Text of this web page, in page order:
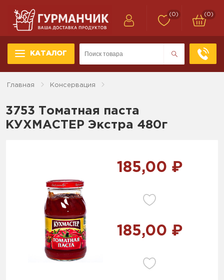
КАТАЛОГ
(0) (0)
Главная Консервация
3753 Томатная паста
КУХМАСТЕР Экстра 480г
185,00 ₽
185,00 ₽